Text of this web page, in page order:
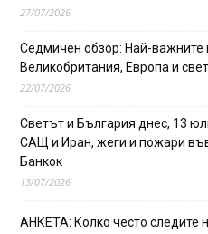
27/07/2026
Седмичен обзор: Най-важните
Великобритания, Европа и
22/07/2026
Светът и България днес, 13
САЩ и Иран, жеги и пожари
Банкок
13/07/2026
АНКЕТА: Колко често следите